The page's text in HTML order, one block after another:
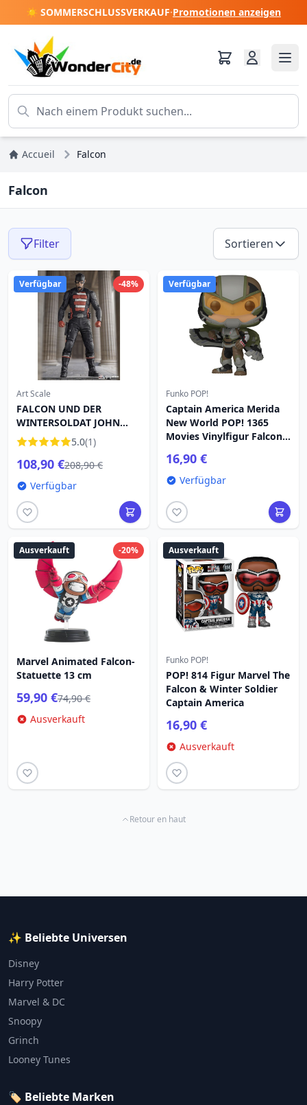
☀️ SOMMERSCHLUSSVERKAUF·Promotionen anzeigen
Accueil Falcon
Falcon
Filter Sortieren
-48%
Verfügbar
Art Scale
FALCON UND DER
WINTERSOLDAT JOHN
WALKER US-AGENT Art
Scale - Marvel
5.0(1)
108,90 €208,90 €
Verfügbar
Verfügbar
Funko POP!
Captain America Merida
New World POP! 1365
Movies Vinylfigur Falcon 9
16,90 €
Verfügbar
-20%
Ausverkauft
Marvel Animated Falcon-
Statuette 13 cm
59,90 €74,90 €
Ausverkauft
Ausverkauft
Funko POP!
POP! 814 Figur Marvel The
Falcon & Winter Soldier
Captain America
16,90 €
Ausverkauft
Retour en haut
✨ Beliebte Universen
Disney
Harry Potter
Marvel & DC
Snoopy
Grinch
Looney Tunes
🏷️ Beliebte Marken